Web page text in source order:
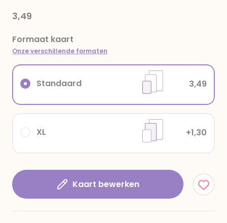
3,49
Formaat kaart
Onze verschillende formaten
XL +1,30
Standaard 3,49
Kaart bewerken